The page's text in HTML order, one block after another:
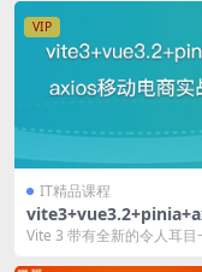
VIP
IT精品课程
动电商实战 | 完结
Vite 3 带有全新的令人耳目